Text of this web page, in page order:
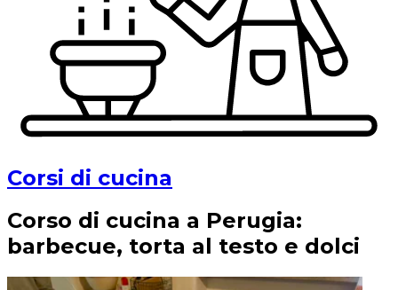
Corsi di cucina
Corso di cucina a Perugia:
barbecue, torta al testo e dolci